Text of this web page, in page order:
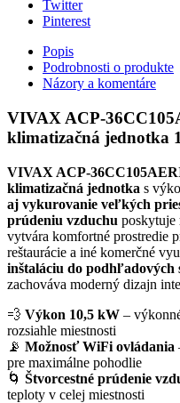
Twitter
Pinterest
Popis
Podrobnosti o produkte
Názory a komentáre
VIVAX ACP-
klimatizačná jednotka
VIVAX ACP-
klimatizačná jednotka s
aj vykurovanie veľkých
prúdeniu vzduchu poskytuje
vytvára komfortné prostredie
reštaurácie a iné komerčné
inštaláciu do podhľadových
zachováva moderný dizajn
💨 Výkon 10,5 kW –
rozsiahle miestnosti
📡 Možnosť WiFi ovládania
pre maximálne pohodlie
🌀 Štvorcestné prúdenie
teploty v celej miestnosti